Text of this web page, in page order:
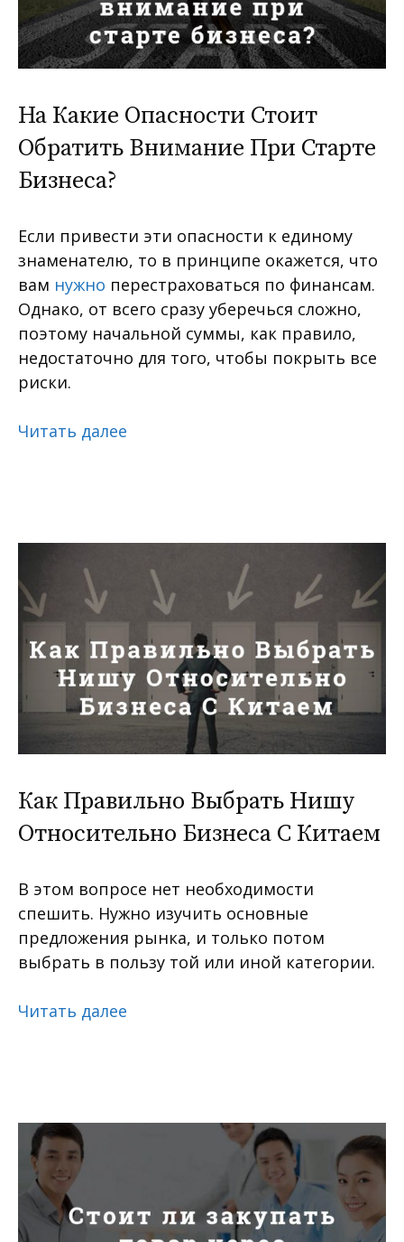
На Какие Опасности Стоит
Обратить Внимание При Старте
Бизнеса?
Если привести эти опасности к единому
знаменателю, то в принципе окажется, что
вам нужно перестраховаться по финансам.
Однако, от всего сразу уберечься сложно,
поэтому начальной суммы, как правило,
недостаточно для того, чтобы покрыть все
риски.
Читать далее
Как Правильно Выбрать Нишу
Относительно Бизнеса С Китаем
В этом вопросе нет необходимости
спешить. Нужно изучить основные
предложения рынка, и только потом
выбрать в пользу той или иной категории.
Читать далее